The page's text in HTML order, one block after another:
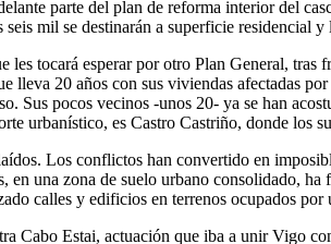
parte del plan de reforma interior del
mil se destinarán a superficie residencial
tocará esperar por otro Plan General,
lleva 20 años con sus viviendas afectadas
Sus pocos vecinos -unos 20- ya se han
urbanístico, es Castro Castriño, donde los
Los conflictos han convertido en
en una zona de suelo urbano consolidado,
calles y edificios en terrenos ocupados
Cabo Estai, actuación que iba a unir Vigo